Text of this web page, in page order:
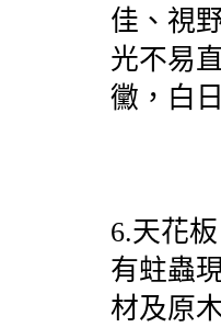
佳、視
光不易
黴，白
6.天花
有蛀蟲
材及原